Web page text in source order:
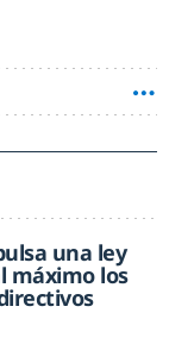
una ley
máximo los